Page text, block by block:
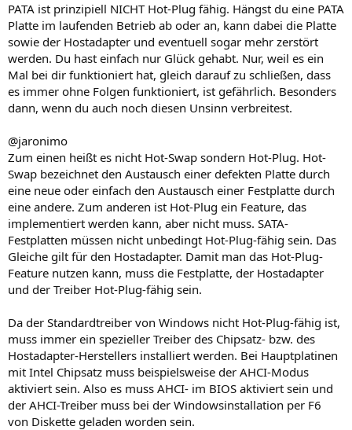
PATA ist prinzipiell NICHT Hot-Plug fähig. Hängst du eine PATA
Platte im laufenden Betrieb ab oder an, kann dabei die Platte
sowie der Hostadapter und eventuell sogar mehr zerstört
werden. Du hast einfach nur Glück gehabt. Nur, weil es ein
Mal bei dir funktioniert hat, gleich darauf zu schließen, dass
es immer ohne Folgen funktioniert, ist gefährlich. Besonders
dann, wenn du auch noch diesen Unsinn verbreitest.
@jaronimo
Zum einen heißt es nicht Hot-Swap sondern Hot-Plug. Hot-
Swap bezeichnet den Austausch einer defekten Platte durch
eine neue oder einfach den Austausch einer Festplatte durch
eine andere. Zum anderen ist Hot-Plug ein Feature, das
implementiert werden kann, aber nicht muss. SATA-
Festplatten müssen nicht unbedingt Hot-Plug-fähig sein. Das
Gleiche gilt für den Hostadapter. Damit man das Hot-Plug-
Feature nutzen kann, muss die Festplatte, der Hostadapter
und der Treiber Hot-Plug-fähig sein.
Da der Standardtreiber von Windows nicht Hot-Plug-fähig ist,
muss immer ein spezieller Treiber des Chipsatz- bzw. des
Hostadapter-Herstellers installiert werden. Bei Hauptplatinen
mit Intel Chipsatz muss beispielsweise der AHCI-Modus
aktiviert sein. Also es muss AHCI- im BIOS aktiviert sein und
der AHCI-Treiber muss bei der Windowsinstallation per F6
von Diskette geladen worden sein.